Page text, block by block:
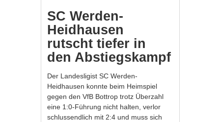
SC Werden-
Heidhausen
rutscht tiefer in
den Abstiegskampf
Der Landesligist SC Werden-
Heidhausen konnte beim Heimspiel
gegen den VfB Bottrop trotz Überzahl
eine 1:0-Führung nicht halten, verlor
schlussendlich mit 2:4 und muss sich